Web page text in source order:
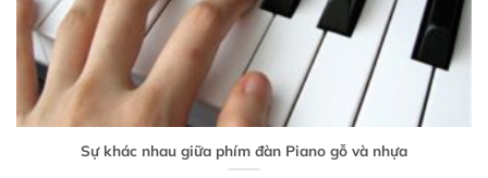
Sự khác nhau giữa phím đàn Piano gỗ và nhựa